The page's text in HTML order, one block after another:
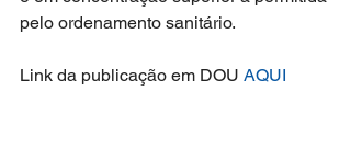
pelo ordenamento sanitário.
Link da publicação em DOU AQUI